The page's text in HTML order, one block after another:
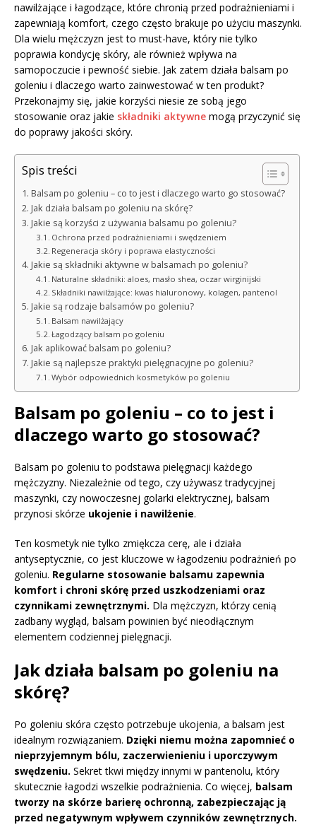
nawilżające i łagodzące, które chronią przed podrażnieniami i
zapewniają komfort, czego często brakuje po użyciu maszynki.
Dla wielu mężczyzn jest to must-have, który nie tylko
poprawia kondycję skóry, ale również wpływa na
samopoczucie i pewność siebie. Jak zatem działa balsam po
goleniu i dlaczego warto zainwestować w ten produkt?
Przekonajmy się, jakie korzyści niesie ze sobą jego
stosowanie oraz jakie składniki aktywne mogą przyczynić się
do poprawy jakości skóry.
Spis treści
Balsam po goleniu – co to jest i dlaczego warto go stosować?
Jak działa balsam po goleniu na skórę?
Jakie są korzyści z używania balsamu po goleniu?
Ochrona przed podrażnieniami i swędzeniem
Regeneracja skóry i poprawa elastyczności
Jakie są składniki aktywne w balsamach po goleniu?
Naturalne składniki: aloes, masło shea, oczar wirginijski
Składniki nawilżające: kwas hialuronowy, kolagen, pantenol
Jakie są rodzaje balsamów po goleniu?
Balsam nawilżający
Łagodzący balsam po goleniu
Jak aplikować balsam po goleniu?
Jakie są najlepsze praktyki pielęgnacyjne po goleniu?
Wybór odpowiednich kosmetyków po goleniu
Balsam po goleniu – co to jest i
dlaczego warto go stosować?
Balsam po goleniu to podstawa pielęgnacji każdego
mężczyzny. Niezależnie od tego, czy używasz tradycyjnej
maszynki, czy nowoczesnej golarki elektrycznej, balsam
przynosi skórze ukojenie i nawilżenie.
Ten kosmetyk nie tylko zmiękcza cerę, ale i działa
antyseptycznie, co jest kluczowe w łagodzeniu podrażnień po
goleniu. Regularne stosowanie balsamu zapewnia
komfort i chroni skórę przed uszkodzeniami oraz
czynnikami zewnętrznymi. Dla mężczyzn, którzy cenią
zadbany wygląd, balsam powinien być nieodłącznym
elementem codziennej pielęgnacji.
Jak działa balsam po goleniu na
skórę?
Po goleniu skóra często potrzebuje ukojenia, a balsam jest
idealnym rozwiązaniem. Dzięki niemu można zapomnieć o
nieprzyjemnym bólu, zaczerwienieniu i uporczywym
swędzeniu. Sekret tkwi między innymi w pantenolu, który
skutecznie łagodzi wszelkie podrażnienia. Co więcej, balsam
tworzy na skórze barierę ochronną, zabezpieczając ją
przed negatywnym wpływem czynników zewnętrznych.